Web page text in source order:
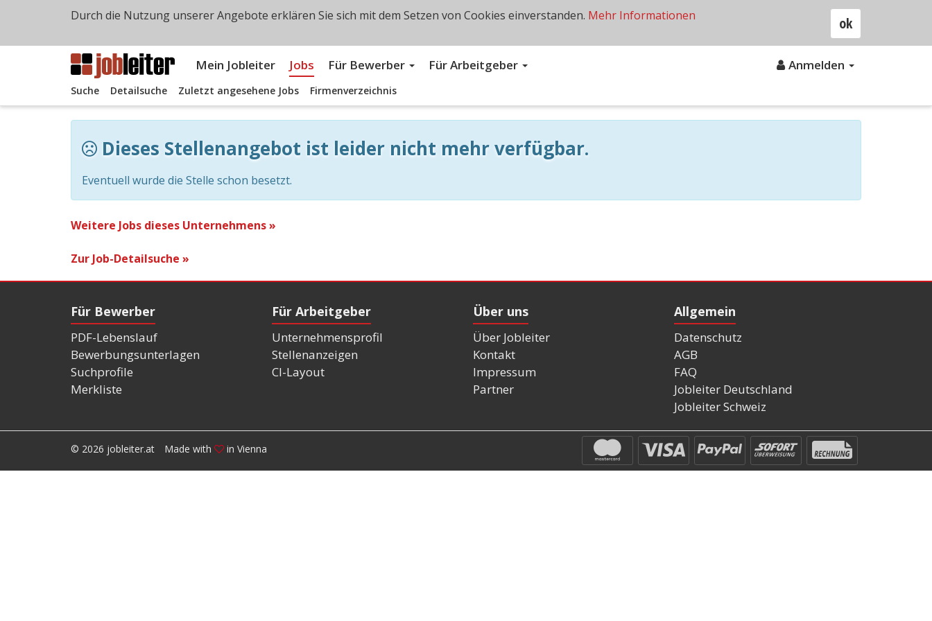
Mein Jobleiter Jobs Für Bewerber Für Arbeitgeber Anmelden
Suche Detailsuche Zuletzt angesehene Jobs Firmenverzeichnis
Dieses Stellenangebot ist leider nicht mehr verfügbar.
Eventuell wurde die Stelle schon besetzt.
Weitere Jobs dieses Unternehmens »
Zur Job-Detailsuche »
Für Bewerber
PDF-Lebenslauf
Bewerbungsunterlagen
Suchprofile
Merkliste
Für Arbeitgeber
Unternehmensprofil
Stellenanzeigen
CI-Layout
Über uns
Über Jobleiter
Kontakt
Impressum
Partner
Allgemein
Datenschutz
AGB
FAQ
Jobleiter Deutschland
Jobleiter Schweiz
© 2026 jobleiter.at Made with in Vienna
ok
Durch die Nutzung unserer Angebote erklären Sie sich mit dem Setzen von Cookies einverstanden. Mehr Informationen